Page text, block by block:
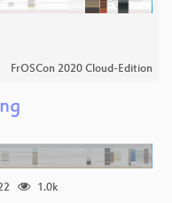
FrOSCon 2020 Cloud-Edition
1.0k